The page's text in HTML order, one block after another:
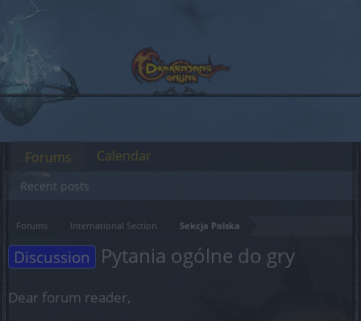
Forums International Section Sekcja Polska
Discussion Pytania ogólne do gry
Dear forum reader,
Forums
Recent posts
Calendar